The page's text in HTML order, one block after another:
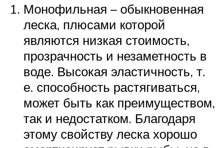
Монофильная – обыкновенная
леска, плюсами которой
являются низкая стоимость,
прозрачность и незаметность в
воде. Высокая эластичность, т.
е. способность растягиваться,
может быть как преимуществом,
так и недостатком. Благодаря
этому свойству леска хорошо